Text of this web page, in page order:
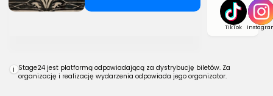
TikTok
i Stage24 jest platformą odpowiadającą za dystrybucję biletów. Za
organizację i realizację wydarzenia odpowiada jego organizator.